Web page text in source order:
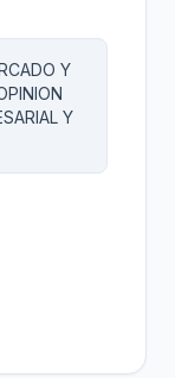
Y
Y